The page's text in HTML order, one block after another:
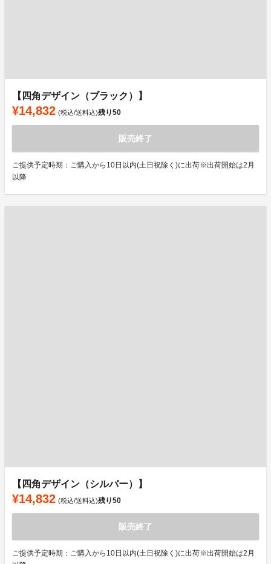
【四角デザイン（ブラック）】
¥14,832 (税込/送料込)残り50
販売終了
ご提供予定時期：ご購入から10日以内(土日祝除く)に出荷※出荷開始は2月
以降
【四角デザイン（シルバー）】
¥14,832 (税込/送料込)残り50
販売終了
ご提供予定時期：ご購入から10日以内(土日祝除く)に出荷※出荷開始は2月